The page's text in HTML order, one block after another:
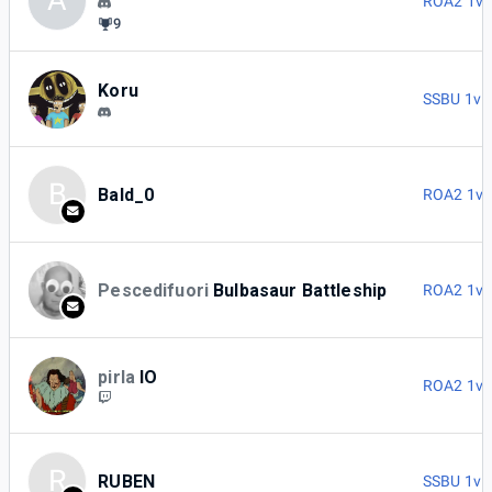
9
Koru SSBU 1v1
B Bald_0 ROA2 1v1
Pescedifuori Bulbasaur Battleship ROA2 1v1
pirla IO ROA2 1v1
R RUBEN SSBU 1v1